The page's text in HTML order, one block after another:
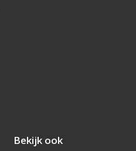
Bekijk ook